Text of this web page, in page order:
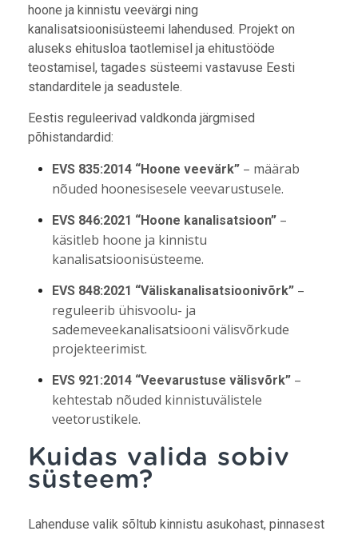
hoone ja kinnistu veevärgi ning
kanalisatsioonisüsteemi lahendused. Projekt on
aluseks ehitusloa taotlemisel ja ehitustööde
teostamisel, tagades süsteemi vastavuse Eesti
standarditele ja seadustele.
Eestis reguleerivad valdkonda järgmised
põhistandardid:
EVS 835:2014 “Hoone veevärk” – määrab
nõuded hoonesisesele veevarustusele.
EVS 846:2021 “Hoone kanalisatsioon” –
käsitleb hoone ja kinnistu
kanalisatsioonisüsteeme.
EVS 848:2021 “Väliskanalisatsioonivõrk” –
reguleerib ühisvoolu- ja
sademeveekanalisatsiooni välisvõrkude
projekteerimist.
EVS 921:2014 “Veevarustuse välisvõrk” –
kehtestab nõuded kinnistuvälistele
veetorustikele.
Kuidas valida sobiv
süsteem?
Lahenduse valik sõltub kinnistu asukohast, pinnasest